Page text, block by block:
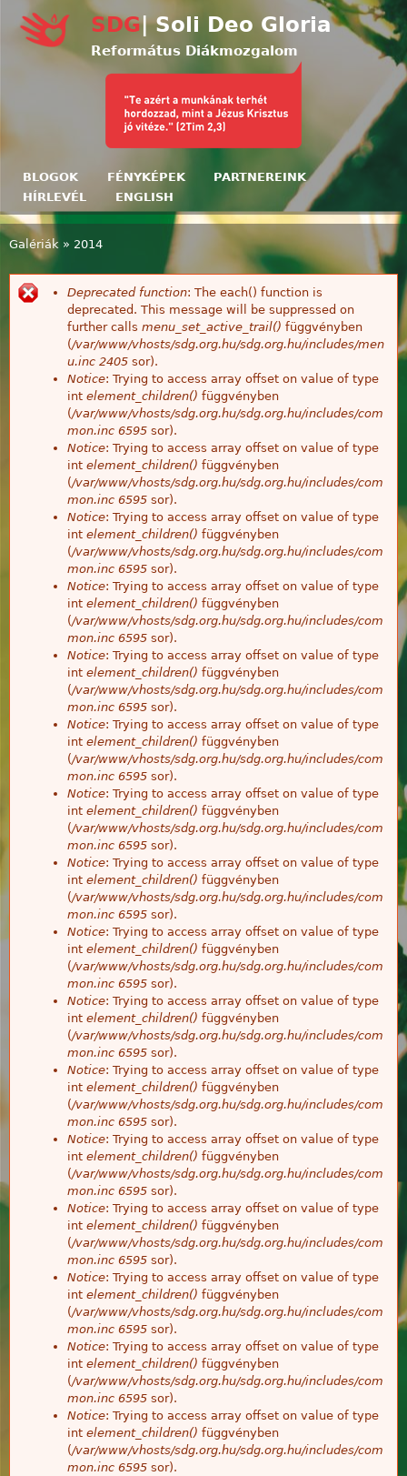
SDG| Soli Deo Gloria
Református Diákmozgalom
BLOGOK FÉNYKÉPEK
PARTNEREINK
HÍRLEVÉL
ENGLISH
Jelenlegi hely
Galériák » 2014
Hibaüzenet
Deprecated function: The each() function is
deprecated. This message will be suppressed on
further calls menu_set_active_trail() függvényben
(/var/www/vhosts/sdg.org.hu/sdg.org.hu/includes/men
u.inc 2405 sor).
Notice: Trying to access array offset on value of type
int element_children() függvényben
(/var/www/vhosts/sdg.org.hu/sdg.org.hu/includes/com
mon.inc 6595 sor).
Notice: Trying to access array offset on value of type
int element_children() függvényben
(/var/www/vhosts/sdg.org.hu/sdg.org.hu/includes/com
mon.inc 6595 sor).
Notice: Trying to access array offset on value of type
int element_children() függvényben
(/var/www/vhosts/sdg.org.hu/sdg.org.hu/includes/com
mon.inc 6595 sor).
Notice: Trying to access array offset on value of type
int element_children() függvényben
(/var/www/vhosts/sdg.org.hu/sdg.org.hu/includes/com
mon.inc 6595 sor).
Notice: Trying to access array offset on value of type
int element_children() függvényben
(/var/www/vhosts/sdg.org.hu/sdg.org.hu/includes/com
mon.inc 6595 sor).
Notice: Trying to access array offset on value of type
int element_children() függvényben
(/var/www/vhosts/sdg.org.hu/sdg.org.hu/includes/com
mon.inc 6595 sor).
Notice: Trying to access array offset on value of type
int element_children() függvényben
(/var/www/vhosts/sdg.org.hu/sdg.org.hu/includes/com
mon.inc 6595 sor).
Notice: Trying to access array offset on value of type
int element_children() függvényben
(/var/www/vhosts/sdg.org.hu/sdg.org.hu/includes/com
mon.inc 6595 sor).
Notice: Trying to access array offset on value of type
int element_children() függvényben
(/var/www/vhosts/sdg.org.hu/sdg.org.hu/includes/com
mon.inc 6595 sor).
Notice: Trying to access array offset on value of type
int element_children() függvényben
(/var/www/vhosts/sdg.org.hu/sdg.org.hu/includes/com
mon.inc 6595 sor).
Notice: Trying to access array offset on value of type
int element_children() függvényben
(/var/www/vhosts/sdg.org.hu/sdg.org.hu/includes/com
mon.inc 6595 sor).
Notice: Trying to access array offset on value of type
int element_children() függvényben
(/var/www/vhosts/sdg.org.hu/sdg.org.hu/includes/com
mon.inc 6595 sor).
Notice: Trying to access array offset on value of type
int element_children() függvényben
(/var/www/vhosts/sdg.org.hu/sdg.org.hu/includes/com
mon.inc 6595 sor).
Notice: Trying to access array offset on value of type
int element_children() függvényben
(/var/www/vhosts/sdg.org.hu/sdg.org.hu/includes/com
mon.inc 6595 sor).
Notice: Trying to access array offset on value of type
int element_children() függvényben
(/var/www/vhosts/sdg.org.hu/sdg.org.hu/includes/com
mon.inc 6595 sor).
Notice: Trying to access array offset on value of type
int element_children() függvényben
(/var/www/vhosts/sdg.org.hu/sdg.org.hu/includes/com
mon.inc 6595 sor).